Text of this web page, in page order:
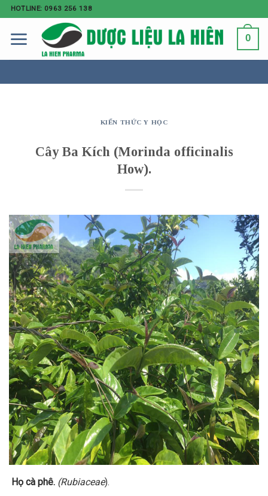
HOTLINE: 0963 256 138
0
KIẾN THỨC Y HỌC
Cây Ba Kích (Morinda officinalis
How).
Họ cà phê. (Rubiaceae).